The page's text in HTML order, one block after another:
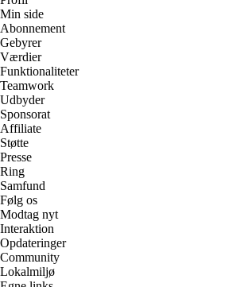
Min side
Abonnement
Gebyrer
Værdier
Funktionaliteter
Teamwork
Udbyder
Sponsorat
Affiliate
Støtte
Presse
Ring
Samfund
Følg os
Modtag nyt
Interaktion
Opdateringer
Community
Lokalmiljø